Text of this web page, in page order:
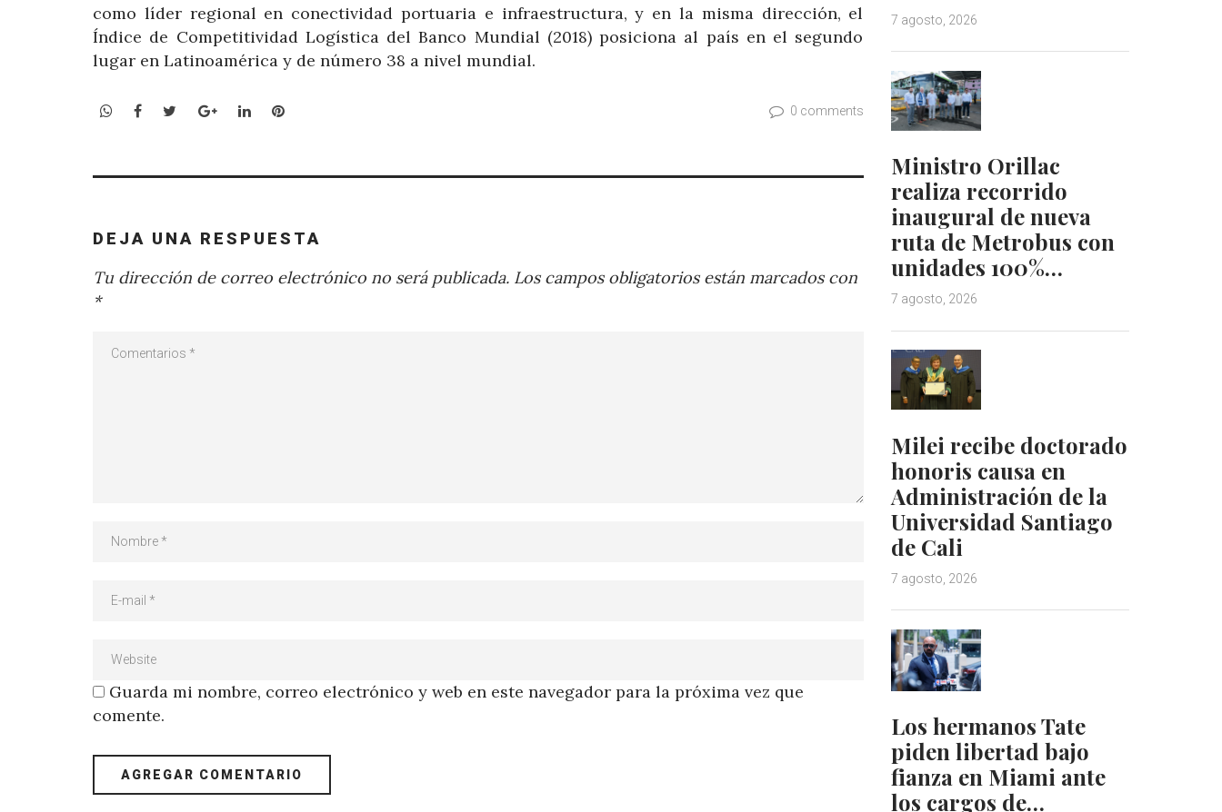
como líder regional en conectividad portuaria e infraestructura, y en la misma dirección, el
Índice de Competitividad Logística del Banco Mundial (2018) posiciona al país en el segundo
lugar en Latinoamérica y de número 38 a nivel mundial.
WhatsApp
Facebook
TwitterGoogle+LinkedInPinterest 0 comments
DEJA UNA RESPUESTA
Tu dirección de correo electrónico no será publicada. Los campos obligatorios están marcados con
*
Guarda mi nombre, correo electrónico y web en este navegador para la próxima vez que
comente.
7 agosto, 2026
Ministro Orillac
realiza recorrido
inaugural de nueva
ruta de Metrobus con
unidades 100%…
7 agosto, 2026
Milei recibe doctorado
honoris causa en
Administración de la
Universidad Santiago
de Cali
7 agosto, 2026
Los hermanos Tate
piden libertad bajo
fianza en Miami ante
los cargos de…